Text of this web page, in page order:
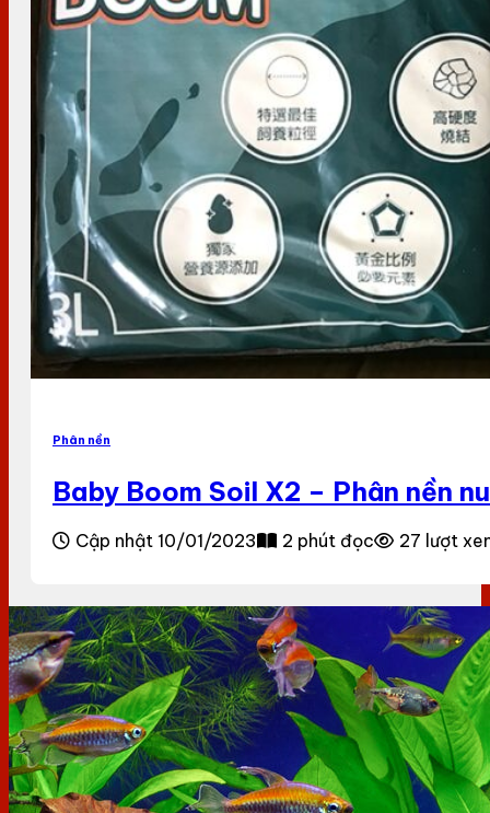
Phân nền
Baby Boom Soil X2 – Phân nền
Cập nhật 10/01/2023 2 phút đọc 27 lượt